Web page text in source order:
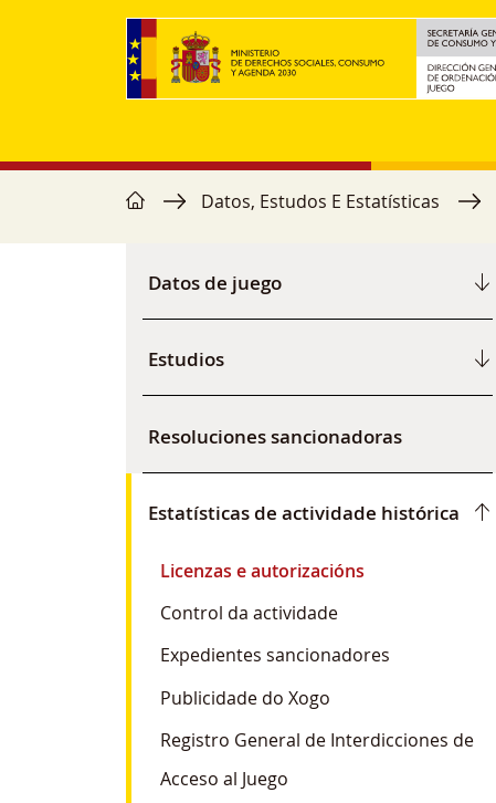
Ir o contido principal
Miga de pan
home Datos, Estudos E Estatísticas
Datos de juego
Estudios
Resoluciones sancionadoras
Estatísticas de actividade histórica
Licenzas e autorizacións
Control da actividade
Expedientes sancionadores
Publicidade do Xogo
Registro General de Interdicciones de
Acceso al Juego